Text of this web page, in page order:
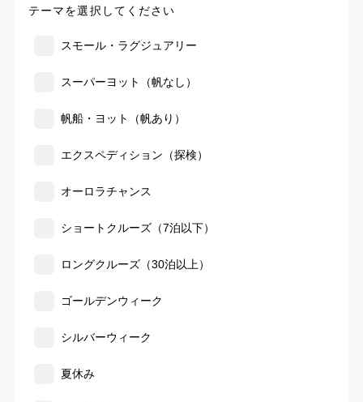
テーマを選択してください
スモール・ラグジュアリー
スーパーヨット（帆なし）
帆船・ヨット（帆あり）
エクスペディション（探検）
オーロラチャンス
ショートクルーズ（7泊以下）
ロングクルーズ（30泊以上）
ゴールデンウィーク
シルバーウィーク
夏休み